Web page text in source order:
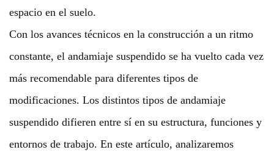
espacio en el suelo.
Con los avances técnicos en la construcción a un ritmo
constante, el andamiaje suspendido se ha vuelto cada vez
más recomendable para diferentes tipos de
modificaciones. Los distintos tipos de andamiaje
suspendido difieren entre sí en su estructura, funciones y
entornos de trabajo. En este artículo, analizaremos